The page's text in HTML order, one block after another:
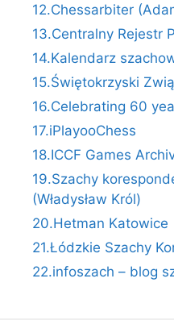
12.Chessarbiter
13.Centralny Rejestr
14.Kalendarz
15.Świętokrzyski
16.Celebrating 60
17.iPlayooChess
18.ICCF Games
19.Szachy
(Władysław Król)
20.Hetman Katowice
21.Łódzkie Szachy
22.infoszach – blog